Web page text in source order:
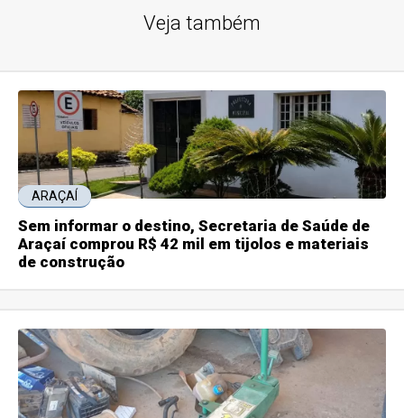
Veja também
ARAÇAÍ
Sem informar o destino, Secretaria de Saúde de
Araçaí comprou R$ 42 mil em tijolos e materiais
de construção